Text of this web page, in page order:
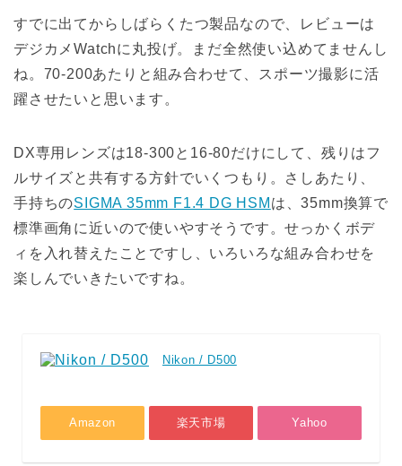
すでに出てからしばらくたつ製品なので、レビューは
デジカメWatchに丸投げ。まだ全然使い込めてませんし
ね。70-200あたりと組み合わせて、スポーツ撮影に活
躍させたいと思います。
DX専用レンズは18-300と16-80だけにして、残りはフ
ルサイズと共有する方針でいくつもり。さしあたり、
手持ちのSIGMA 35mm F1.4 DG HSM は、35mm換算で
標準画角に近いので使いやすそうです。せっかくボデ
ィを入れ替えたことですし、いろいろな組み合わせを
楽しんでいきたいですね。
Nikon / D500
Amazon 楽天市場 Yahoo